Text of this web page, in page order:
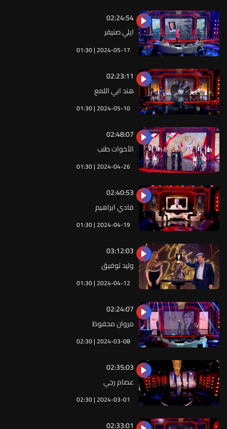
01:30 | 2024-05-17
ايلي صنيفر
02:24:54
01:30 | 2024-05-10
هند ابي اللمع
02:23:11
01:30 | 2024-04-26
الأخوات طنب
02:48:07
01:30 | 2024-04-19
فادي ابراهيم
02:40:53
01:30 | 2024-04-12
وليد توفيق
03:12:03
02:30 | 2024-03-08
مروان محفوظ
02:24:07
02:30 | 2024-03-01
عصام رجي
02:35:03
02:33:01